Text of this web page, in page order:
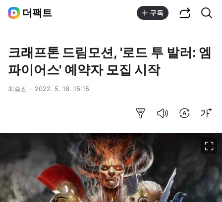
더팩트 구독
크래프톤 드림모션, '로드 투 발러: 엠
파이어스' 예약자 모집 시작
최승진 2022. 5. 18. 15:15